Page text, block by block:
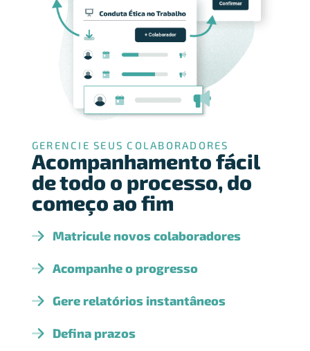
GERENCIE SEUS COLABORADORES
Acompanhamento fácil
de todo o processo, do
começo ao fim
Matricule novos colaboradores
Acompanhe o progresso
Gere relatórios instantâneos
Defina prazos